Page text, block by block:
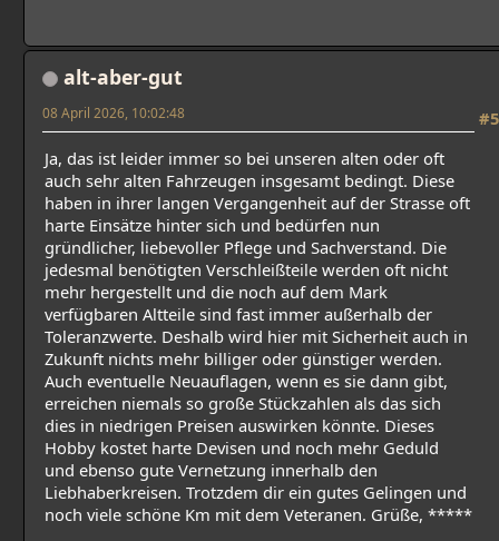
alt-aber-gut
#5
08 April 2026, 10:02:48
Ja, das ist leider immer so bei unseren alten oder oft
auch sehr alten Fahrzeugen insgesamt bedingt. Diese
haben in ihrer langen Vergangenheit auf der Strasse oft
harte Einsätze hinter sich und bedürfen nun
gründlicher, liebevoller Pflege und Sachverstand. Die
jedesmal benötigten Verschleißteile werden oft nicht
mehr hergestellt und die noch auf dem Mark
verfügbaren Altteile sind fast immer außerhalb der
Toleranzwerte. Deshalb wird hier mit Sicherheit auch in
Zukunft nichts mehr billiger oder günstiger werden.
Auch eventuelle Neuauflagen, wenn es sie dann gibt,
erreichen niemals so große Stückzahlen als das sich
dies in niedrigen Preisen auswirken könnte. Dieses
Hobby kostet harte Devisen und noch mehr Geduld
und ebenso gute Vernetzung innerhalb den
Liebhaberkreisen. Trotzdem dir ein gutes Gelingen und
noch viele schöne Km mit dem Veteranen. Grüße, *****